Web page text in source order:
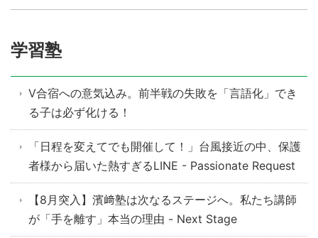
学習塾
V合宿への意気込み。前半戦の失敗を「言語化」でき
る子は必ず化ける！
「日程を変えてでも開催して！」台風接近の中、保護
者様から届いた熱すぎるLINE - Passionate Request
【8月突入】濱﨑塾は次なるステージへ。私たち講師
が「手を離す」本当の理由 - Next Stage